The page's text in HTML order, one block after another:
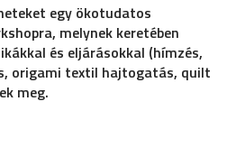
egy ökotudatos
melynek keretében
és eljárásokkal (hímzés,
origami textil hajtogatás, quilt
meg.